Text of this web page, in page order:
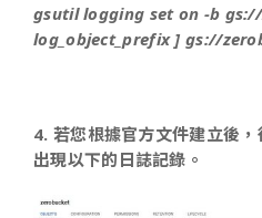
gsutil logging set on -b
log_object_prefix ] gs://
4. 若您根據官方文件建立後
出現以下的日誌記錄。